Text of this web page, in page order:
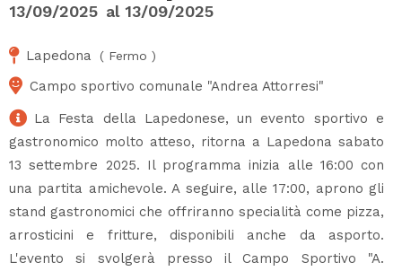
13/09/2025 al 13/09/2025
Lapedona ( Fermo )
Campo sportivo comunale "Andrea Attorresi"
La Festa della Lapedonese, un evento sportivo e
gastronomico molto atteso, ritorna a Lapedona sabato
13 settembre 2025. Il programma inizia alle 16:00 con
una partita amichevole. A seguire, alle 17:00, aprono gli
stand gastronomici che offriranno specialità come pizza,
arrosticini e fritture, disponibili anche da asporto.
L'evento si svolgerà presso il Campo Sportivo "A.